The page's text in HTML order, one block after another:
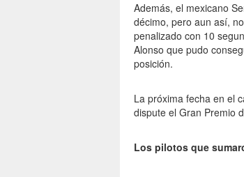
Además, el mexicano
décimo, pero aun así,
penalizado con 10
Alonso que pudo
posición.
La próxima fecha en el
dispute el Gran Premio
Los pilotos que